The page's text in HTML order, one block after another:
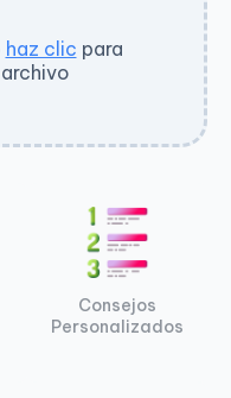
haz clic para
Consejos
Personalizados